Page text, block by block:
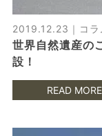
2019.12.23｜ コラ
世界自然遺産の
設！
READ MORE